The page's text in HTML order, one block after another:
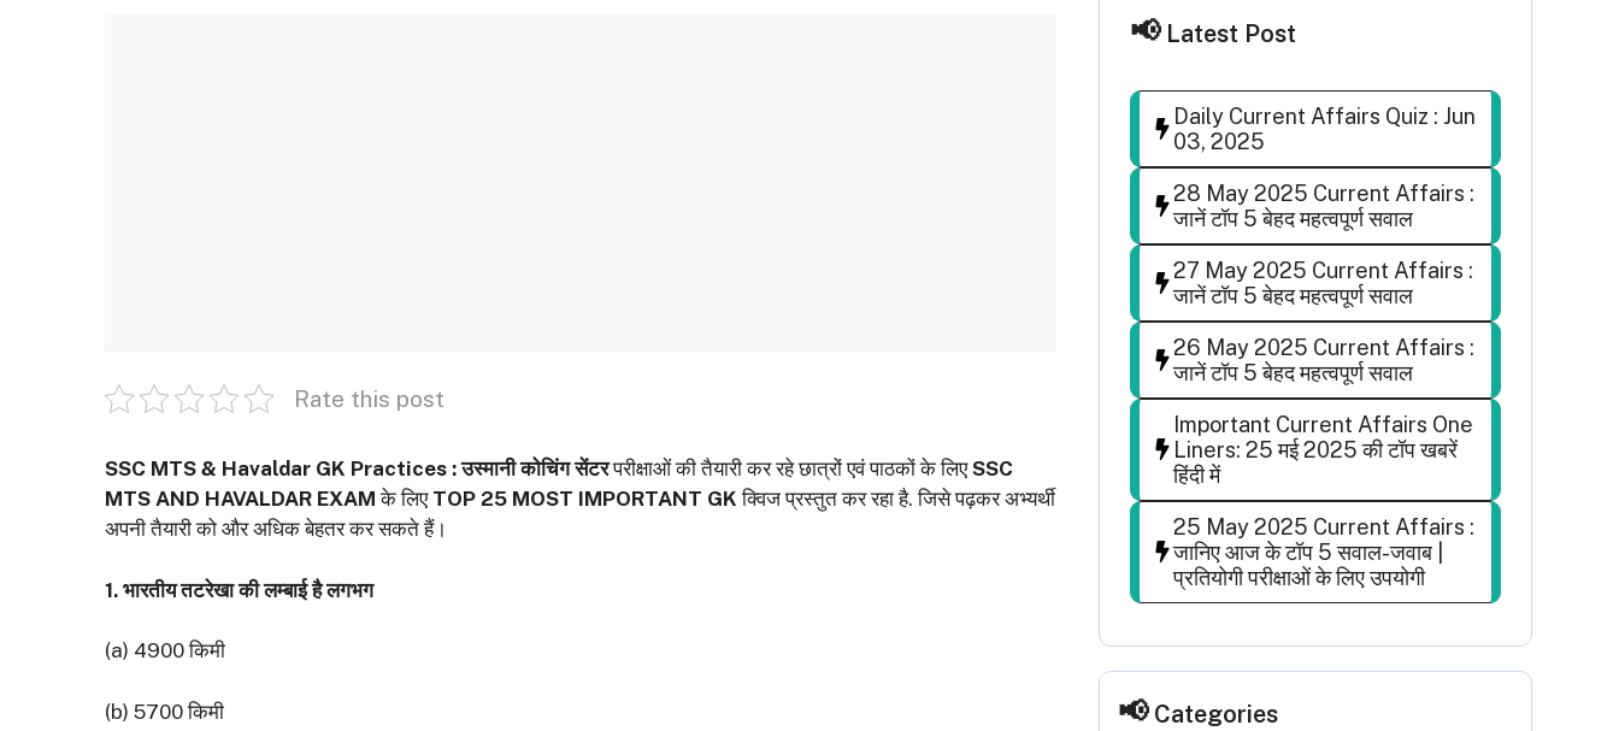
Rate this post
SSC MTS & Havaldar GK Practices : उस्मानी कोचिंग सेंटरपरीक्षाओं की तैयारी कर रहे छात्रों एवं पाठकों के लिएSSC
MTS AND HAVALDAR EXAM के लिए TOP 25 MOST IMPORTANT GK क्विज प्रस्तुत कर रहा है. जिसे पढ़कर अभ्‍यर्थी
अपनी तैयारी को और अधिक बेहतर कर सकते हैं।
1. भारतीय तटरेखा की लम्बाई है लगभग
(a) 4900 किमी
(b) 5700 किमी
Latest Post
Daily Current Affairs Quiz : Jun
03, 2025
28 May 2025 Current Affairs :
जानें टॉप 5 बेहद महत्वपूर्ण सवाल
27 May 2025 Current Affairs :
जानें टॉप 5 बेहद महत्वपूर्ण सवाल
26 May 2025 Current Affairs :
जानें टॉप 5 बेहद महत्वपूर्ण सवाल
Important Current Affairs One
Liners: 25 मई 2025 की टॉप खबरें
हिंदी में
25 May 2025 Current Affairs :
जानिए आज के टॉप 5 सवाल-जवाब |
प्रतियोगी परीक्षाओं के लिए उपयोगी
Categories